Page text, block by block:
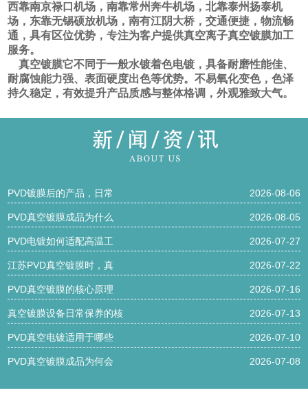
西靠南京禄口机场，南靠常州奔牛机场，北靠泰州扬泰机
场，东靠无锡硕放机场，南有江阴大桥，交通便捷，物流畅
通，具有区位优势，专注为客户提供真空离子真空镀膜加工
服务。
真空镀膜它不同于一般水镀着色电镀，具备耐磨性能佳、
耐腐蚀能力强、表面硬度出色等优势。不易氧化变色，色泽
持久稳定，有效提升产品质感与整体格调，外观雅致大气。
PVD镀膜后的产品，日常 2026-08-06
PVD真空镀膜成品为什么 2026-08-05
PVD电镀如何适配高温工 2026-07-27
江苏PVD真空镀膜时，真 2026-07-22
PVD真空镀膜的核心原理 2026-07-16
真空镀膜设备日常保养的核 2026-07-13
PVD真空电镀适用于哪些 2026-07-10
PVD真空镀膜成品为何会 2026-07-08